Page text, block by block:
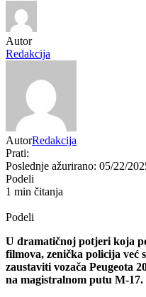
Autor
Redakcija
AutorRedakcija
Prati:
Poslednje ažurirano: 05/22/
Podeli
1 min čitanja
Podeli
U dramatičnoj potjeri koja
filmova, zenička policija već
zaustaviti vozača Peugeota
na magistralnom putu M-17.